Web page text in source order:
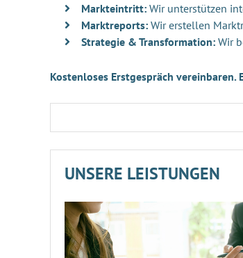
Markteintritt: Wir unterstützen
Marktreports: Wir erstellen
Strategie & Transformation: Wir
Kostenloses Erstgespräch
UNSERE LEISTUNGEN